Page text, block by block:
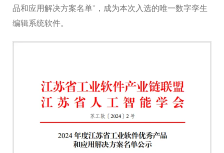
品和应用解决方案名单”，成为本次入选的唯一数字孪生
编辑系统软件。